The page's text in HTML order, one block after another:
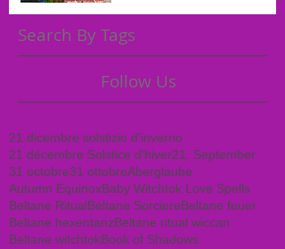
Search By Tags
Follow Us
21 dicembre solstizio d'inverno
21 décembre Solstice d'hiver21. September
31 octobre31 ottobreAberglaube
Autumn EquinoxBaby Witchtok Love Spells
Beltane RitualBeltane SorciereBeltane feuer
Beltane hexentanzBeltane ritual wiccan
Beltane witchtokBook of Shadows